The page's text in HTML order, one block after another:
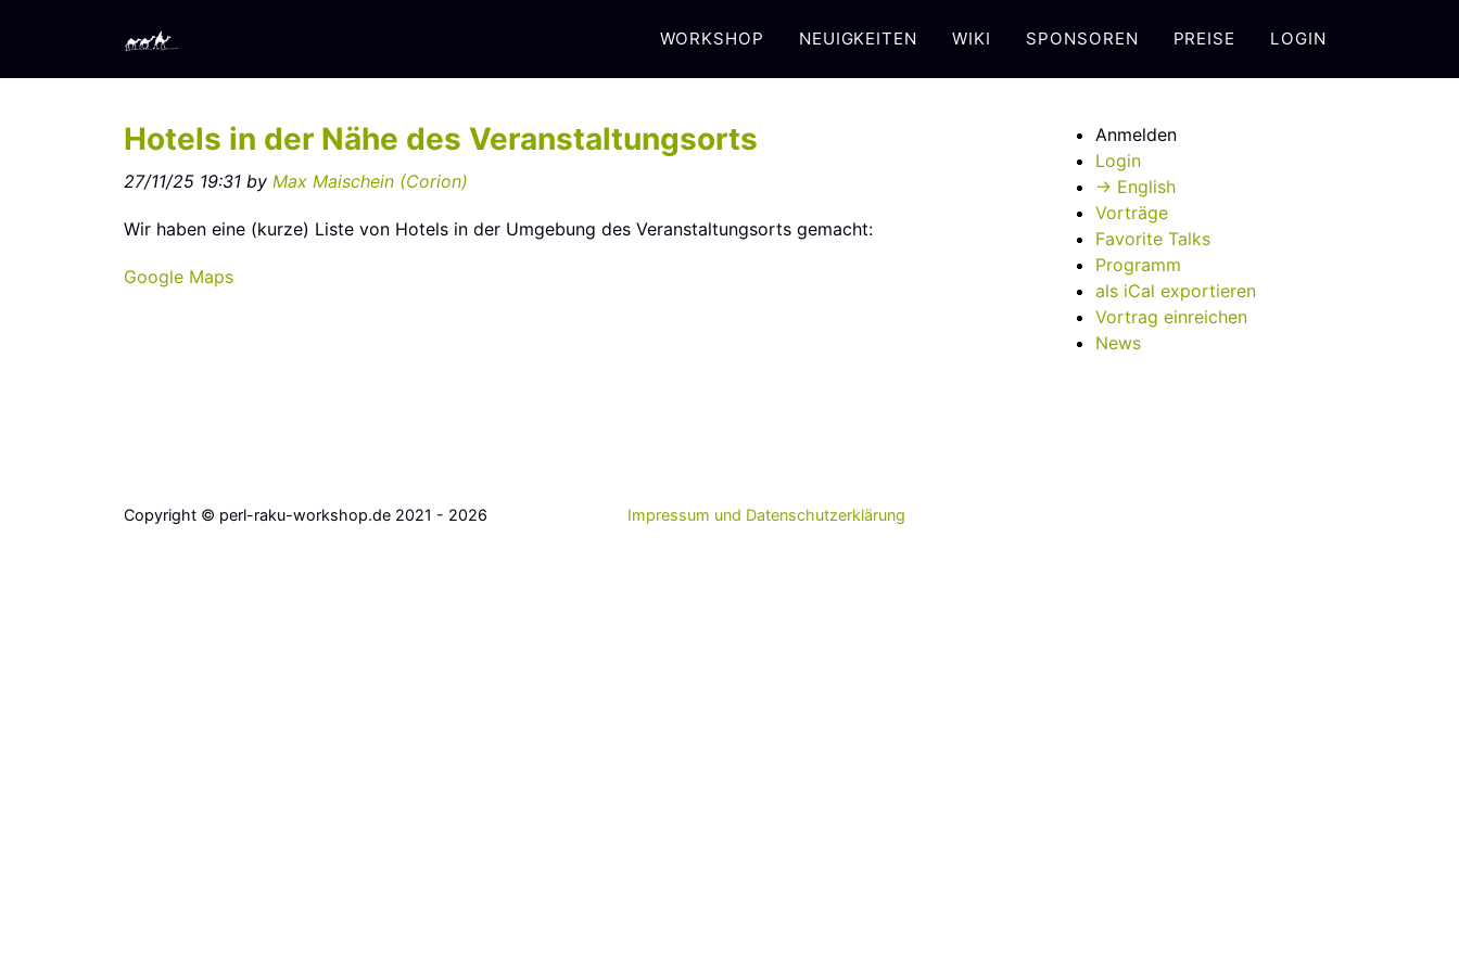
WORKSHOP NEUIGKEITEN WIKI SPONSOREN PREISE LOGIN
Hotels in der Nähe des Veranstaltungsorts
27/11/25 19:31 by Max Maischein (‎Corion‎)
Wir haben eine (kurze) Liste von Hotels in der Umgebung des Veranstaltungsorts gemacht:
Google Maps
Anmelden
Login
→ English
Vorträge
Favorite Talks
Programm
als iCal exportieren
Vortrag einreichen
News
Copyright © perl-raku-workshop.de 2021 - 2026 Impressum und Datenschutzerklärung